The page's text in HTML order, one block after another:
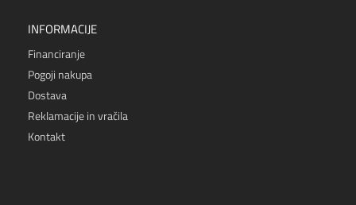
INFORMACIJE
Financiranje
Pogoji nakupa
Dostava
Reklamacije in vračila
Kontakt